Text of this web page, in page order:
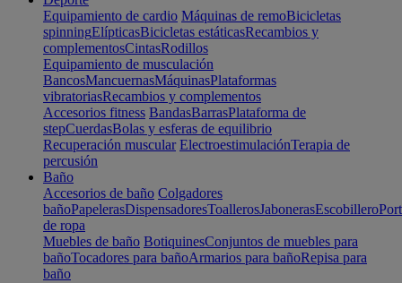
Equipamiento de cardio Máquinas de remoBicicletas
spinningElípticasBicicletas estáticasRecambios y
complementosCintasRodillos
Equipamiento de musculación
BancosMancuernasMáquinasPlataformas
vibratoriasRecambios y complementos
Accesorios fitness BandasBarrasPlataforma de
stepCuerdasBolas y esferas de equilibrio
Recuperación muscular ElectroestimulaciónTerapia de
percusión
Baño
Accesorios de baño Colgadores
bañoPapelerasDispensadoresToallerosJabonerasEscobillero
de ropa
Muebles de baño BotiquinesConjuntos de muebles para
bañoTocadores para bañoArmarios para bañoRepisa para
baño